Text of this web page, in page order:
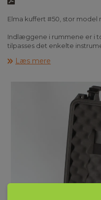
Elma kuffert #50, stor model
Indlæggene i rummene er i
tilpasses det enkelte
Se "Billeder" længere nede
Instrumenter mm. på
Læs mere